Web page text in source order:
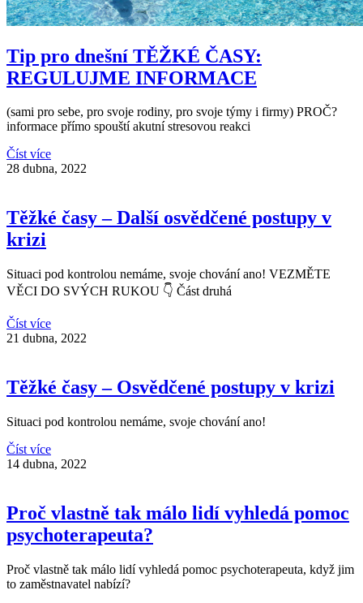
Tip pro dnešní TĚŽKÉ ČASY:
REGULUJME INFORMACE
(sami pro sebe, pro svoje rodiny, pro svoje týmy i firmy) PROČ?
informace přímo spouští akutní stresovou reakci
Číst více
28 dubna, 2022
Těžké časy – Další osvědčené postupy v
krizi
Situaci pod kontrolou nemáme, svoje chování ano! VEZMĚTE
VĚCI DO SVÝCH RUKOU 👇 Část druhá
Číst více
21 dubna, 2022
Těžké časy – Osvědčené postupy v krizi
Situaci pod kontrolou nemáme, svoje chování ano!
Číst více
14 dubna, 2022
Proč vlastně tak málo lidí vyhledá pomoc
psychoterapeuta?
Proč vlastně tak málo lidí vyhledá pomoc psychoterapeuta, když jim
to zaměstnavatel nabízí?